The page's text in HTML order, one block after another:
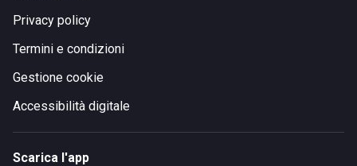
Privacy policy
Termini e condizioni
Gestione cookie
Accessibilità digitale
Scarica l'app